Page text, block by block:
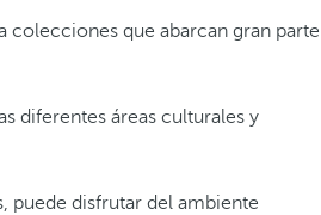
colecciones que abarcan gran parte
diferentes áreas culturales y
puede disfrutar del ambiente